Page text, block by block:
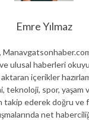
Emre Yılmaz
ulusal haberleri
içerikler
teknoloji, spor, yaşam
takip ederek doğru ve
net